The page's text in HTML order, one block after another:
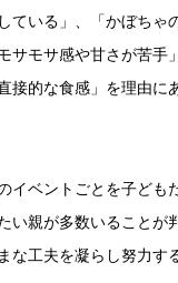
ている」、「かぼちゃ
サモサ感や甘さが苦手
接的な食感」を理由に
イベントごとを子ども
い親が多数いることが
な工夫を凝らし努力す